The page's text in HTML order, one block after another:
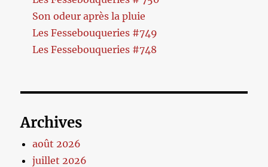
Son odeur après la pluie
Les Fessebouqueries #749
Les Fessebouqueries #748
Archives
août 2026
juillet 2026